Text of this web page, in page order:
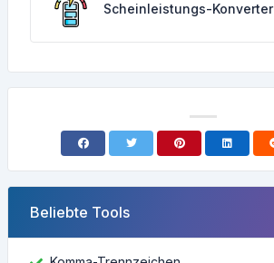
Scheinleistungs-Konverter
Beliebte Tools